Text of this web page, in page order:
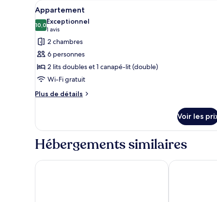
Appartement
Afficher
toutes
les
photos
pour
ce
type
de
chambre :
Une chambre d’hôtel
5
Appartement
10,010,0 sur 10
Exceptionnel
1 avis
(1 avis)
2 chambres
6 personnes
2 lits doubles et 1 canapé-lit (double)
Wi-Fi gratuit
Plus de détails
Plus
le
type
de
Appartement
Voir les
Hébergements similaires
The Cliffden Hotel The